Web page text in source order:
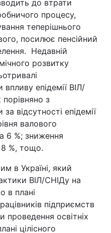
до втрати
процесу,
теперішнього
посилює пенсійний
Недавній
розвитку
впливу епідемії ВІЛ/
з
відсутності епідемії
валового
6 %; зниження
8 %, тощо.
в Україні, який
ВІЛ/СНІДу на
в плані
підприємств
проведення освітніх
цілісного